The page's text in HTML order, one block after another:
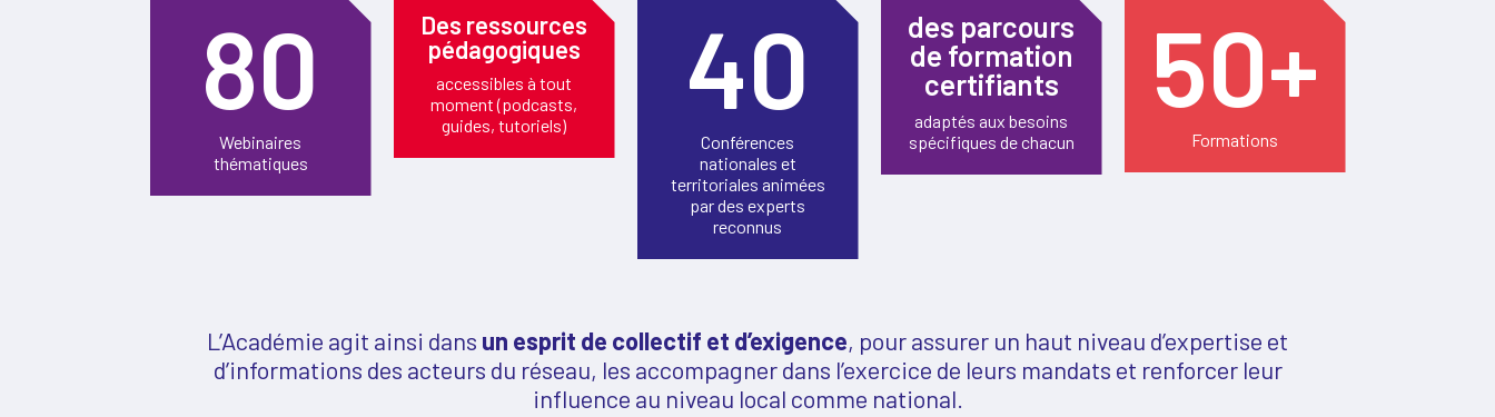
80
Webinaires
thématiques
Des ressources
pédagogiques
accessibles à tout
moment (podcasts,
guides, tutoriels)
40
Conférences
nationales et
territoriales animées
par des experts
reconnus
des parcours
de formation
certifiants
adaptés aux besoins
spécifiques de chacun
50+
Formations
L’Académie agit ainsi dans un esprit de collectif et d’exigence, pour assurer un haut niveau d’expertise et
d’informations des acteurs du réseau, les accompagner dans l’exercice de leurs mandats et renforcer leur
influence au niveau local comme national.